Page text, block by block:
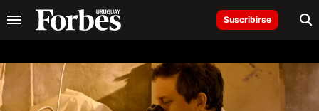
Suscribirse